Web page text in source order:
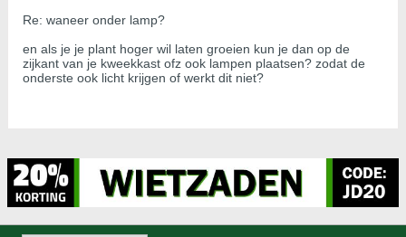
Re: waneer onder lamp?
en als je je plant hoger wil laten groeien kun je dan op de
zijkant van je kweekkast ofz ook lampen plaatsen? zodat de
onderste ook licht krijgen of werkt dit niet?